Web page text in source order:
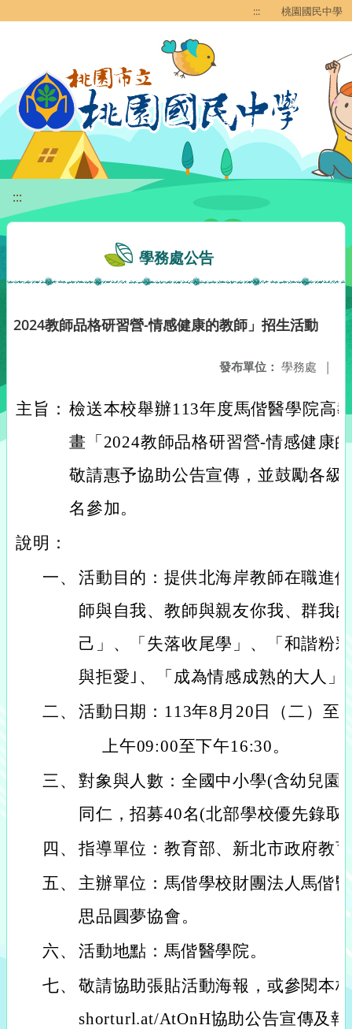
::: 桃園國民中學
:::
學務處公告
2024教師品格研習營-情感健康的教師」招生活動
發布單位： 學務處 |
主旨： 檢送本校舉辦113年度馬偕醫學院高
畫「2024教師品格研習營-情感健康
敬請惠予協助公告宣傳，並鼓勵各級
名參加。
說明：
一、 活動目的：提供北海岸教師在職進
師與自我、教師與親友你我、群我
己」、「失落收尾學」、「和諧粉
與拒愛｣、「成為情感成熟的大人」
二、 活動日期：113年8月20日（二）至
上午09:00至下午16:30。
三、 對象與人數：全國中小學(含幼兒園
同仁，招募40名(北部學校優先錄取
四、 指導單位：教育部、新北市政府教
五、
主辦單位：馬偕學校財團法人馬偕
思品圓夢協會。
六、 活動地點：馬偕醫學院。
七、 敬請協助張貼活動海報，或參閱本
shorturl.at/AtOnH協助公告宣傳及